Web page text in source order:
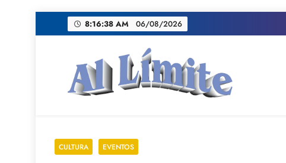
al
8:16:40 AM 06/08/2026
CULTURA EVENTOS